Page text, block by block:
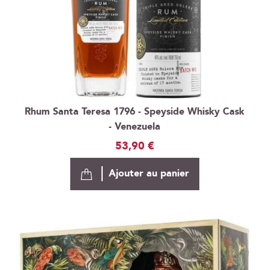
Rhum Santa Teresa 1796 - Speyside Whisky Cask
- Venezuela
53,90 €
Ajouter au panier